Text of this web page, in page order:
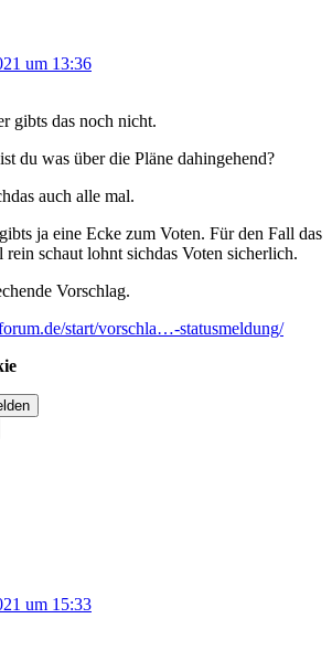
um 13:36
gibts das noch nicht.
du was über die Pläne dahingehend?
auch alle mal.
ja eine Ecke zum Voten. Für den Fall das
rein schaut lohnt sichdas Voten sicherlich.
Vorschlag.
start/vorschla…-statusmeldung/
um 15:33